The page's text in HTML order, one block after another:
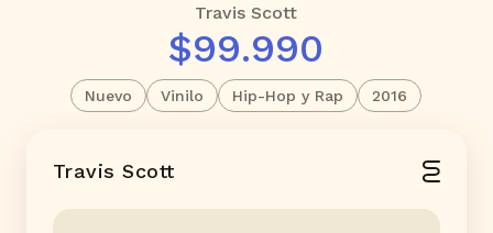
Travis Scott
$99.990
Nuevo Vinilo Hip-Hop y Rap 2016
Travis Scott